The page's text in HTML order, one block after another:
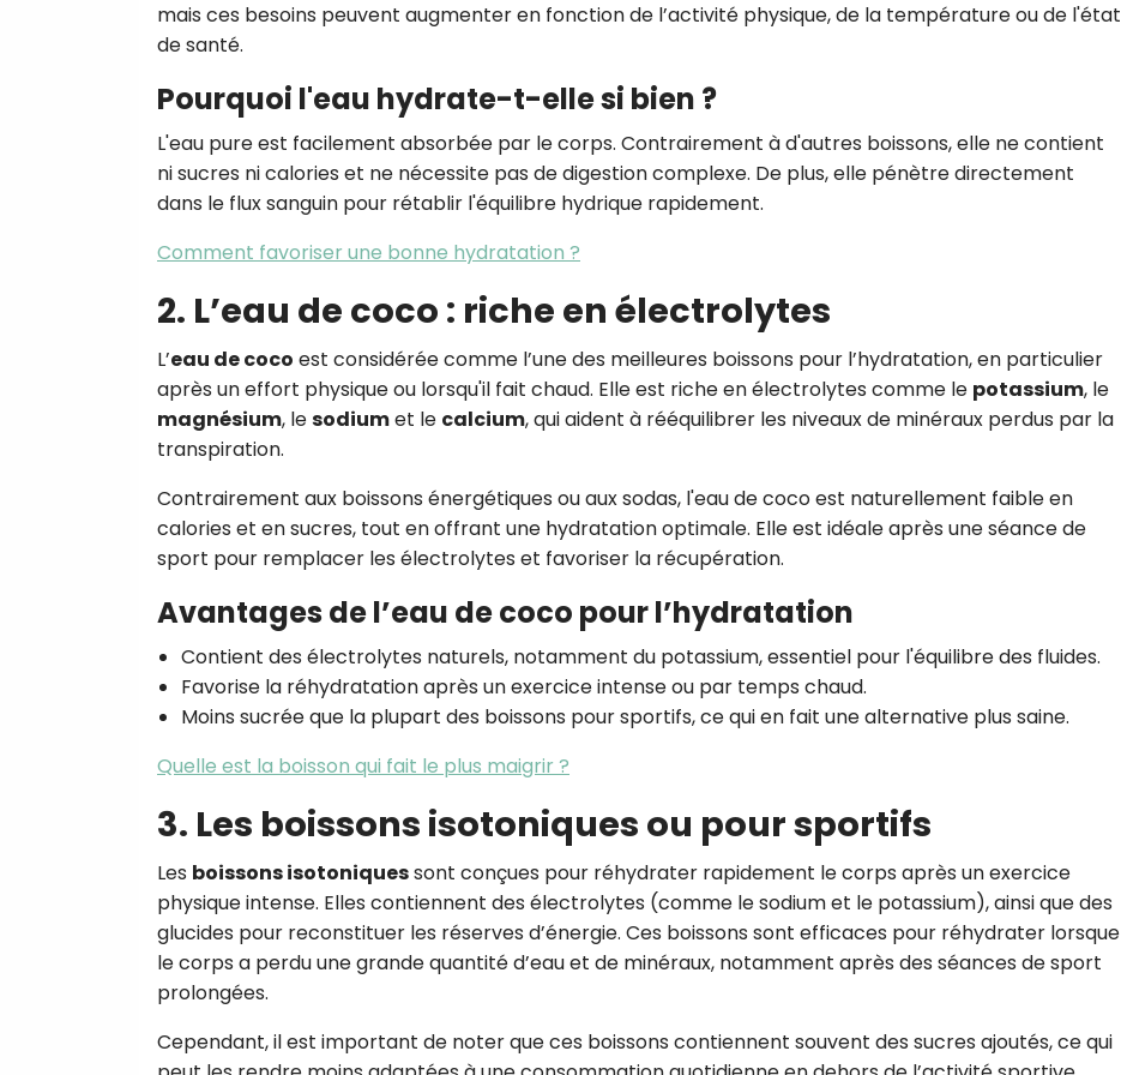
mais ces besoins peuvent augmenter en fonction de l’activité physique, de la température ou de l'état
de santé.
Pourquoi l'eau hydrate-t-elle si bien ?
L'eau pure est facilement absorbée par le corps. Contrairement à d'autres boissons, elle ne contient
ni sucres ni calories et ne nécessite pas de digestion complexe. De plus, elle pénètre directement
dans le flux sanguin pour rétablir l'équilibre hydrique rapidement.
Comment favoriser une bonne hydratation ?
2. L’eau de coco : riche en électrolytes
L’eau de coco est considérée comme l’une des meilleures boissons pour l’hydratation, en particulier
après un effort physique ou lorsqu'il fait chaud. Elle est riche en électrolytes comme le potassium, le
magnésium, lesodiumet le calcium, qui aident à rééquilibrer les niveaux de minéraux perdus par la
transpiration.
Contrairement aux boissons énergétiques ou aux sodas, l'eau de coco est naturellement faible en
calories et en sucres, tout en offrant une hydratation optimale. Elle est idéale après une séance de
sport pour remplacer les électrolytes et favoriser la récupération.
Avantages de l’eau de coco pour l’hydratation
Contient des électrolytes naturels, notamment du potassium, essentiel pour l'équilibre des fluides.
Favorise la réhydratation après un exercice intense ou par temps chaud.
Moins sucrée que la plupart des boissons pour sportifs, ce qui en fait une alternative plus saine.
Quelle est la boisson qui fait le plus maigrir ?
3. Les boissons isotoniques ou pour sportifs
Les boissons isotoniquessont conçues pour réhydrater rapidement le corps après un exercice
physique intense. Elles contiennent des électrolytes (comme le sodium et le potassium), ainsi que des
glucides pour reconstituer les réserves d’énergie. Ces boissons sont efficaces pour réhydrater lorsque
le corps a perdu une grande quantité d’eau et de minéraux, notamment après des séances de sport
prolongées.
Cependant, il est important de noter que ces boissons contiennent souvent des sucres ajoutés, ce qui